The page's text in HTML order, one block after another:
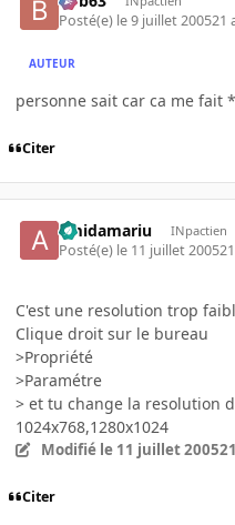
Posté(e) le 9 juillet 200521
AUTEUR
personne sait car ca me fait
Citer
amidamariu INpactien
Posté(e) le 11 juillet 2005
C'est une resolution trop
Clique droit sur le bureau
>Propriété
>Paramétre
> et tu change la resolution
1024x768,1280x1024
Modifié le 11 juillet 2005
Citer